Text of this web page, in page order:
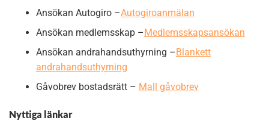
Ansökan Autogiro –Autogiroanmälan
Ansökan medlemsskap – Medlemsskapsansökan
Ansökan andrahandsuthyrning – Blankett
andrahandsuthyrning
Gåvobrev bostadsrätt – Mall gåvobrev
Nyttiga länkar